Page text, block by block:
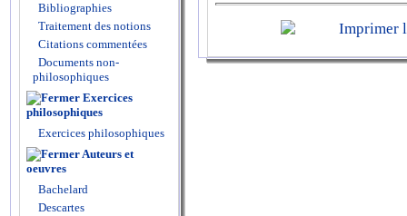
Bibliographies
Traitement des notions
Citations commentées
Documents non-
philosophiques
Exercices
philosophiques
Exercices philosophiques
Auteurs et
oeuvres
Bachelard
Descartes